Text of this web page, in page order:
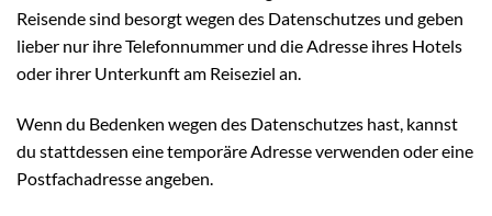
Reisende sind besorgt wegen des Datenschutzes und geben
lieber nur ihre Telefonnummer und die Adresse ihres Hotels
oder ihrer Unterkunft am Reiseziel an.
Wenn du Bedenken wegen des Datenschutzes hast, kannst
du stattdessen eine temporäre Adresse verwenden oder eine
Postfachadresse angeben.